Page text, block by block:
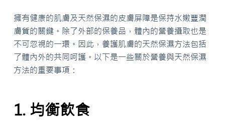
擁有健康的肌膚及天然保濕的皮膚屏障是保持水嫩豐潤
膚質的關鍵。除了外部的保養品，體內的營養攝取也是
不可忽視的一環。因此，養護肌膚的天然保濕方法包括
了體內外的共同呵護。以下是一些關於營養與天然保濕
方法的重要事項：
1. 均衡飲食